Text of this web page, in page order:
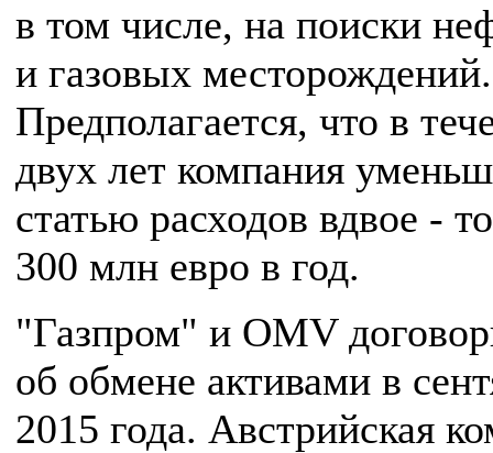
в том числе, на поиски
и газовых месторождений.
Предполагается, что в
двух лет компания
статью расходов вдвое -
300 млн евро в год.
"Газпром" и OMV
об обмене активами в
2015 года. Австрийская